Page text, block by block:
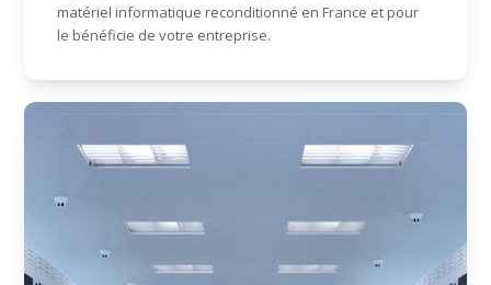
matériel informatique reconditionné en France et pour
le bénéficie de votre entreprise.